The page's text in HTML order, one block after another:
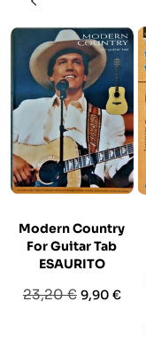
Modern Country
For Guitar Tab
ESAURITO
Prezzo
23,20 € Prezzo
9,90 €